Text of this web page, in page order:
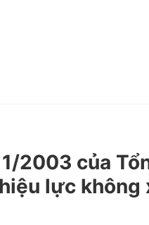
2003 của
lực không